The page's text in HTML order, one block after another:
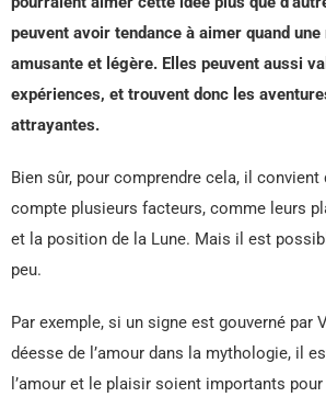
peuvent avoir tendance à aimer quand
amusante et légère. Elles peuvent aussi
expériences, et trouvent donc les
attrayantes.
Bien sûr, pour comprendre cela, il convient
compte plusieurs facteurs, comme leurs
et la position de la Lune. Mais il est
peu.
Par exemple, si un signe est gouverné par
déesse de l’amour dans la mythologie, il
l’amour et le plaisir soient importants